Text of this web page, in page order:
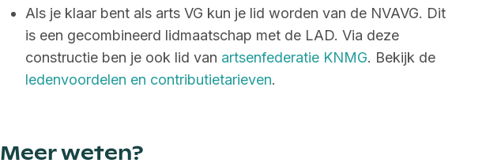
Als je klaar bent als arts VG kun je lid worden van de NVAVG. Dit
is een gecombineerd lidmaatschap met de LAD. Via deze
constructie ben je ook lid van artsenfederatie KNMG. Bekijk de
ledenvoordelen en contributietarieven.
Meer weten?